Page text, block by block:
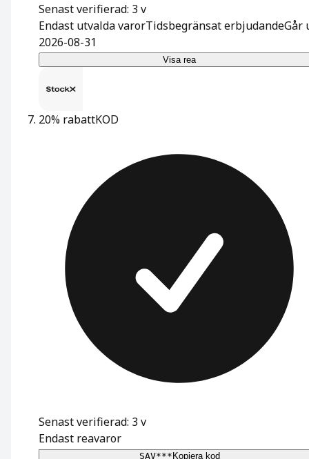
Senast verifierad: 3 v
Endast utvalda varorTidsbegränsat erbjudandeGår
2026-08-31
Visa rea
20% rabattKOD
Senast verifierad: 3 v
Endast reavaror
SAV***Kopiera kod